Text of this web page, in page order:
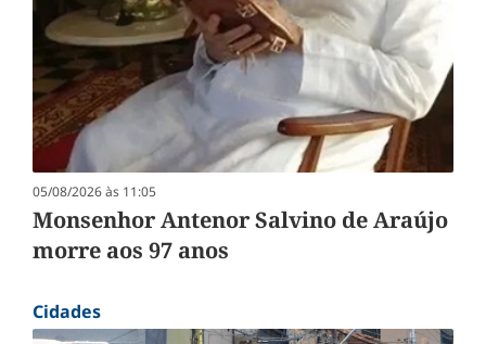
05/08/2026 às 11:05
Monsenhor Antenor Salvino de Araújo
morre aos 97 anos
Cidades